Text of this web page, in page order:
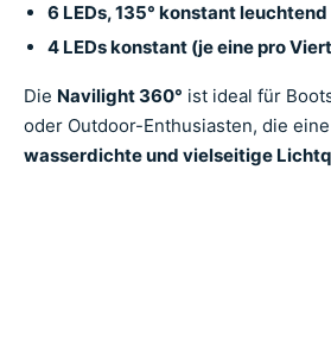
6 LEDs, 135° konstant leuchtend
4 LEDs konstant (je eine pro
Die Navilight 360° ist ideal für
oder Outdoor-Enthusiasten, die eine
wasserdichte und vielseitige